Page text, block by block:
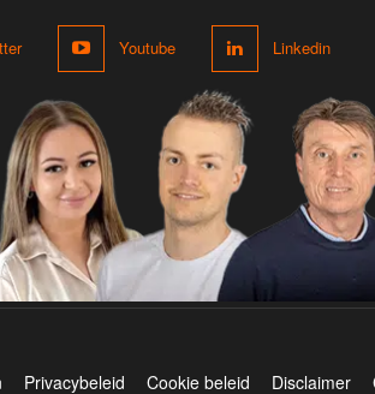
Youtube Linkedin
Privacybeleid Cookie beleid Disclaimer